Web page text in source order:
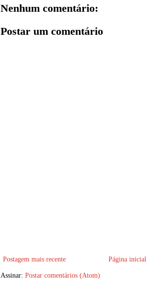
Nenhum comentário:
Postar um comentário
Postagem mais recente Página inicial
Assinar: Postar comentários (Atom)